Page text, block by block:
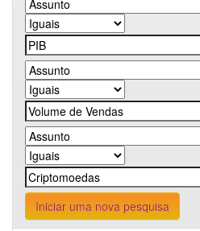
Iniciar uma nova pesquisa